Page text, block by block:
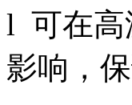
l 可在高
影响，